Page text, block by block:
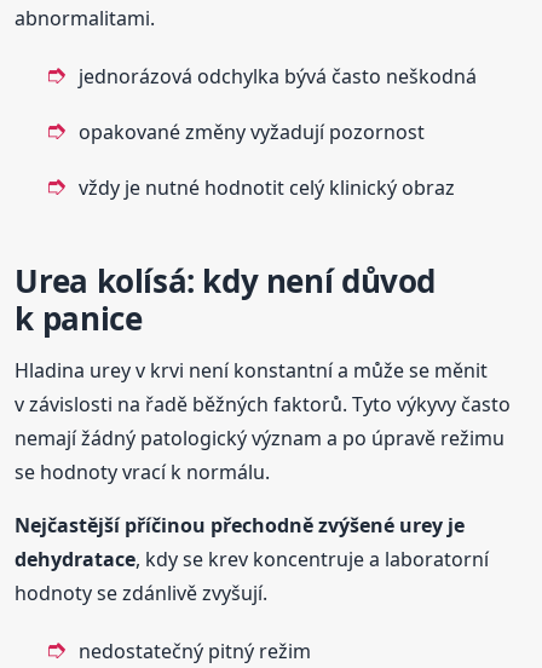
abnormalitami.
jednorázová odchylka bývá často neškodná
opakované změny vyžadují pozornost
vždy je nutné hodnotit celý klinický obraz
Urea kolísá: kdy není důvod
k panice
Hladina urey v krvi není konstantní a může se měnit
v závislosti na řadě běžných faktorů. Tyto výkyvy často
nemají žádný patologický význam a po úpravě režimu
se hodnoty vrací k normálu.
Nejčastější příčinou přechodně zvýšené urey je
dehydratace, kdy se krev koncentruje a laboratorní
hodnoty se zdánlivě zvyšují.
nedostatečný pitný režim